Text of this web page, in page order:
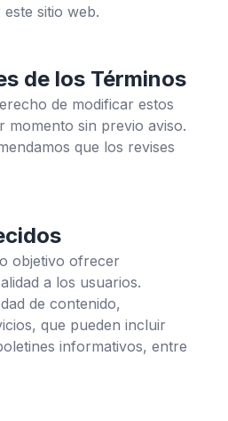
sitio web.
de los Términos
de modificar estos
momento sin previo aviso.
que los revises
objetivo ofrecer
a los usuarios.
de contenido,
que pueden incluir
informativos, entre